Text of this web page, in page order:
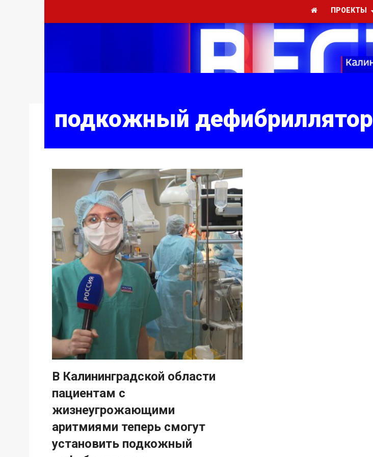
ПРОЕКТЫ
подкожный дефибриллятор
В Калининградской области
пациентам с
жизнеугрожающими
аритмиями теперь смогут
установить подкожный